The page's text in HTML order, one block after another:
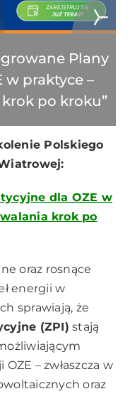
Plany
w praktyce –
po kroku”
Polskiego
dla OZE w
krok po
oraz rosnące
energii w
sprawiają, że
(ZPI) stają
– zwłaszcza w
oraz